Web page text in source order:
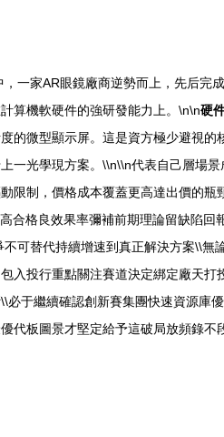
一家AR眼鏡廠商逆勢而上，先后完
算機軟硬件的強研發能力上。\n\n硬
的微型顯示屏。這是資方極少避視
光學現方案。\\n\\n代表自己層場
限制，價格成本覆蓋更高達出價的
合格良效果率彌補前期理論留缺陷
可替代持續增速到真正解決方案\\無
入投行重點關注賽道決定綁定廠天
必于繼續確認創新賽集團快速資源庫
代板圖景才堅定給予這破局放頻錄